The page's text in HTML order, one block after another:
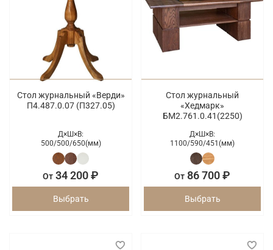
Стол журнальный «Верди»
П4.487.0.07 (П327.05)
Д×Ш×В:
500/500/650(мм)
От 34 200 ₽
Выбрать
Стол журнальный
«Хедмарк»
БМ2.761.0.41(2250)
Д×Ш×В:
1100/590/451(мм)
От 86 700 ₽
Выбрать